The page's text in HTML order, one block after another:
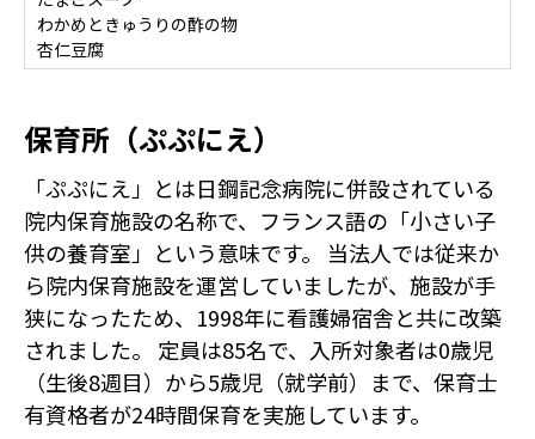
わかめときゅうりの酢の物
杏仁豆腐
保育所（ぷぷにえ）
「ぷぷにえ」とは日鋼記念病院に併設されている
院内保育施設の名称で、フランス語の「小さい子
供の養育室」という意味です。 当法人では従来か
ら院内保育施設を運営していましたが、施設が手
狭になったため、1998年に看護婦宿舎と共に改築
されました。 定員は85名で、入所対象者は0歳児
（生後8週目）から5歳児（就学前）まで、保育士
有資格者が24時間保育を実施しています。